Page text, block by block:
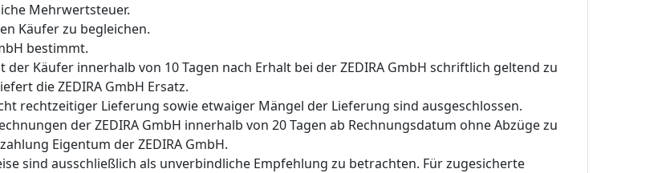
Mehrwertsteuer.
Käufer zu begleichen.
bestimmt.
Käufer innerhalb von 10 Tagen nach Erhalt bei der ZEDIRA GmbH schriftlich geltend zu
die ZEDIRA GmbH Ersatz.
rechtzeitiger Lieferung sowie etwaiger Mängel der Lieferung sind ausgeschlossen.
der ZEDIRA GmbH innerhalb von 20 Tagen ab Rechnungsdatum ohne Abzüge zu
Eigentum der ZEDIRA GmbH.
sind ausschließlich als unverbindliche Empfehlung zu betrachten. Für zugesicherte